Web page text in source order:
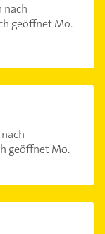
nach
geöffnet Mo.
geöffnet Mo.